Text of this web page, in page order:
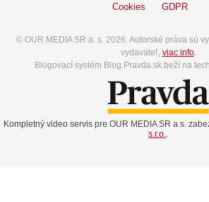
Cookies GDPR
© OUR MEDIA SR a. s. 2026. Autorské práva sú
vydavateľ, viac info.
Blogovací systém Blog.Pravda.sk beží na
Kompletný video servis pre OUR MEDIA SR a.s.
s.r.o.